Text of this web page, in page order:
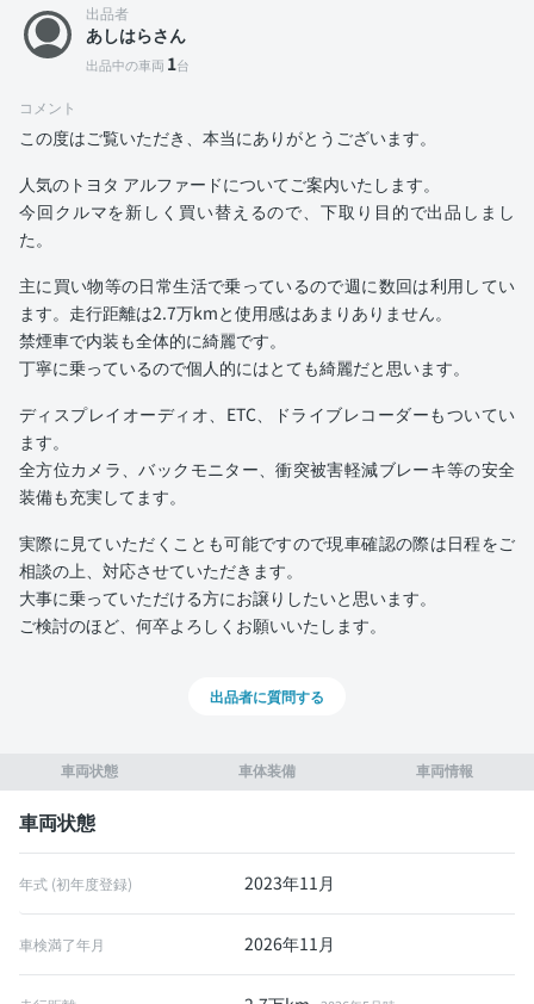
車両状態 車体装備 車両情報
車両状態
年式 (初年度登録) 2023年11月
車検満了年月 2026年11月
出品者
あしはらさん
出品中の車両 1台
コメント
この度はご覧いただき、本当にありがとうございます。
人気のトヨタ アルファードについてご案内いたします。
今回クルマを新しく買い替えるので、下取り目的で出品しまし
た。
主に買い物等の日常生活で乗っているので週に数回は利用してい
ます。走行距離は2.7万kmと使用感はあまりありません。
禁煙車で内装も全体的に綺麗です。
丁寧に乗っているので個人的にはとても綺麗だと思います。
ディスプレイオーディオ、ETC、ドライブレコーダーもついてい
ます。
全方位カメラ、バックモニター、衝突被害軽減ブレーキ等の安全
装備も充実してます。
実際に見ていただくことも可能ですので現車確認の際は日程をご
相談の上、対応させていただきます。
大事に乗っていただける方にお譲りしたいと思います。
ご検討のほど、何卒よろしくお願いいたします。
出品者に質問する